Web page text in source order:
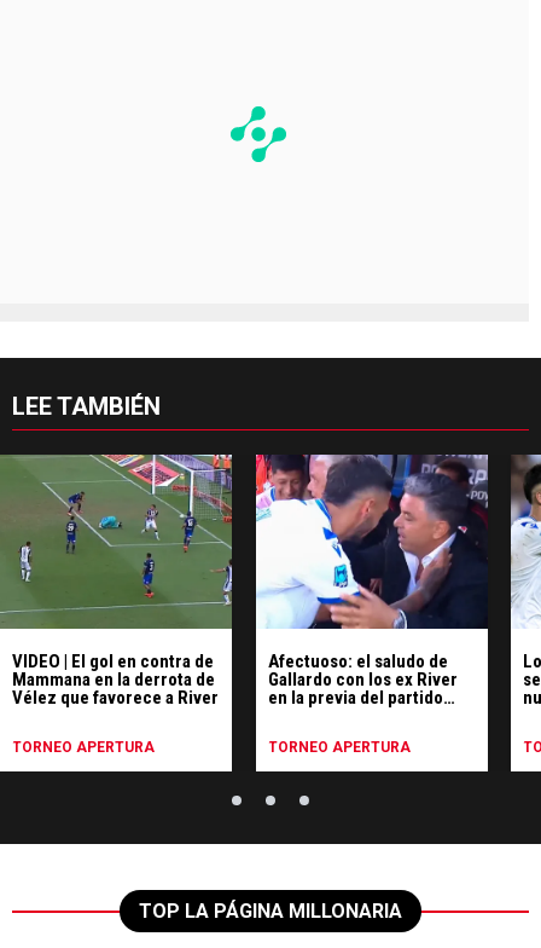
LEE TAMBIÉN
VIDEO | El gol en contra de
Mammana en la derrota de
Vélez que favorece a River
TORNEO APERTURA
Afectuoso: el saludo de
Gallardo con los ex River
en la previa del partido
TORNEO APERTURA
TOP LA PÁGINA MILLONARIA